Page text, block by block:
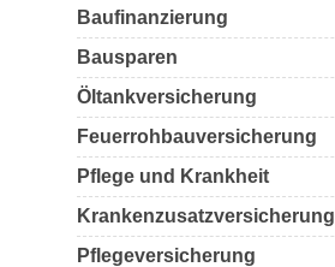
Baufinanzierung
Bausparen
Öltankversicherung
Feuerrohbauversicherung
Pflege und Krankheit
Krankenzusatzversicherung
Pflegeversicherung